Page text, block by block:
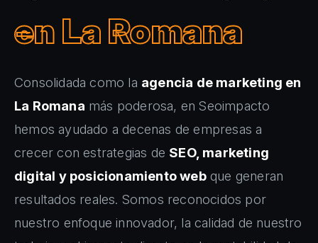
en La Romana
Consolidada como la agencia de marketing en
La Romana más poderosa, en Seoimpacto
hemos ayudado a decenas de empresas a
crecer con estrategias de SEO, marketing
digital y posicionamiento webque generan
resultados reales. Somos reconocidos por
nuestro enfoque innovador, la calidad de nuestro